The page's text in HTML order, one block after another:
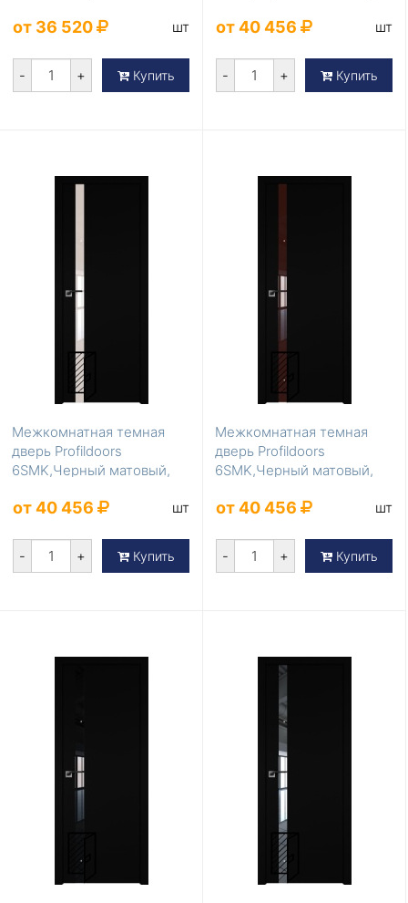
от 36 520 шт
- + Купить
от 40 456 шт
- + Купить
Межкомнатная темная
дверь Profildoors
6SMK,Черный матовый,
от 40 456 шт
- + Купить
Межкомнатная темная
дверь Profildoors
6SMK,Черный матовый,
от 40 456 шт
- + Купить